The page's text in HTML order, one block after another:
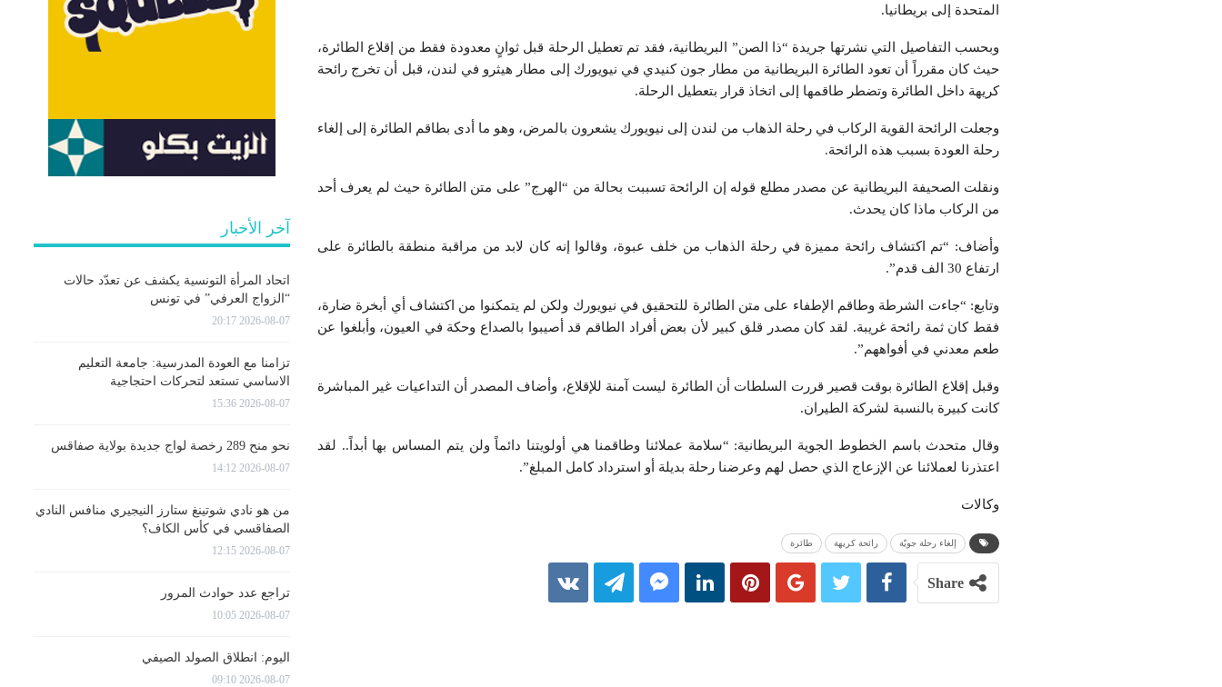
المتحدة إلى بريطانيا.
وبحسب التفاصيل التي نشرتها جريدة “ذا الصن” البريطانية، فقد تم تعطيل الرحلة قبل ثوانٍ معدودة فقط من إقلاع الطائرة،
حيث كان مقرراً أن تعود الطائرة البريطانية من مطار جون كنيدي في نيويورك إلى مطار هيثرو في لندن، قبل أن تخرج رائحة
كريهة داخل الطائرة وتضطر طاقمها إلى اتخاذ قرار بتعطيل الرحلة.
وجعلت الرائحة القوية الركاب في رحلة الذهاب من لندن إلى نيويورك يشعرون بالمرض، وهو ما أدى بطاقم الطائرة إلى إلغاء
رحلة العودة بسبب هذه الرائحة.
ونقلت الصحيفة البريطانية عن مصدر مطلع قوله إن الرائحة تسببت بحالة من “الهرج” على متن الطائرة حيث لم يعرف أحد
من الركاب ماذا كان يحدث.
وأضاف: “تم اكتشاف رائحة مميزة في رحلة الذهاب من خلف عبوة، وقالوا إنه كان لابد من مراقبة منطقة بالطائرة على
ارتفاع 30 الف قدم”.
وتابع: “جاءت الشرطة وطاقم الإطفاء على متن الطائرة للتحقيق في نيويورك ولكن لم يتمكنوا من اكتشاف أي أبخرة ضارة،
فقط كان ثمة رائحة غريبة. لقد كان مصدر قلق كبير لأن بعض أفراد الطاقم قد أصيبوا بالصداع وحكة في العيون، وأبلغوا عن
طعم معدني في أفواههم”.
وقبل إقلاع الطائرة بوقت قصير قررت السلطات أن الطائرة ليست آمنة للإقلاع، وأضاف المصدر أن التداعيات غير المباشرة
كانت كبيرة بالنسبة لشركة الطيران.
وقال متحدث باسم الخطوط الجوية البريطانية: “سلامة عملائنا وطاقمنا هي أولويتنا دائماً ولن يتم المساس بها أبداً.. لقد
اعتذرنا لعملائنا عن الإزعاج الذي حصل لهم وعرضنا رحلة بديلة أو استرداد كامل المبلغ”.
وكالات
إلغاء رحلة جويّة رائحة كريهة طائرة
Share
آخر الأخبار
اتحاد المرأة التونسية يكشف عن تعدّد حالات
“الزواج العرفي” في تونس
2026-08-07 20:17
تزامنا مع العودة المدرسية: جامعة التعليم
الاساسي تستعد لتحركات احتجاجية
2026-08-07 15:36
نحو منح 289 رخصة لواج جديدة بولاية صفاقس
2026-08-07 14:12
من هو نادي شوتينغ ستارز النيجيري منافس النادي
الصفاقسي في كأس الكاف؟
2026-08-07 12:15
تراجع عدد حوادث المرور
2026-08-07 10:05
اليوم: انطلاق الصولد الصيفي
2026-08-07 09:10